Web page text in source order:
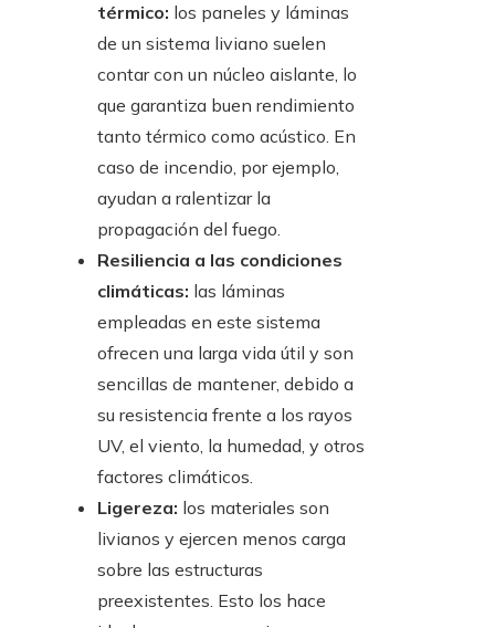
térmico: los paneles y láminas
de un sistema liviano suelen
contar con un núcleo aislante, lo
que garantiza buen rendimiento
tanto térmico como acústico. En
caso de incendio, por ejemplo,
ayudan a ralentizar la
propagación del fuego.
Resiliencia a las condiciones
climáticas: las láminas
empleadas en este sistema
ofrecen una larga vida útil y son
sencillas de mantener, debido a
su resistencia frente a los rayos
UV, el viento, la humedad, y otros
factores climáticos.
Ligereza: los materiales son
livianos y ejercen menos carga
sobre las estructuras
preexistentes. Esto los hace